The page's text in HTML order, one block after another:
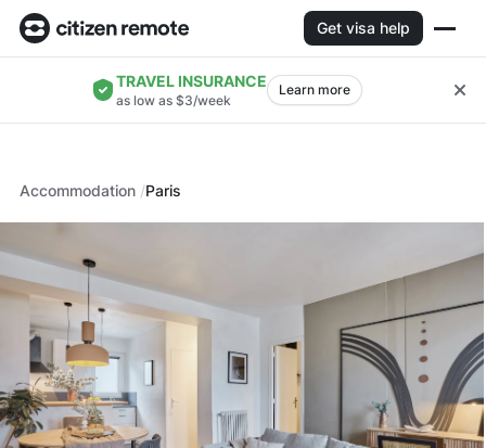
Get visa help
TRAVEL INSURANCE
as low as $3/week
Learn more
Accommodation Paris